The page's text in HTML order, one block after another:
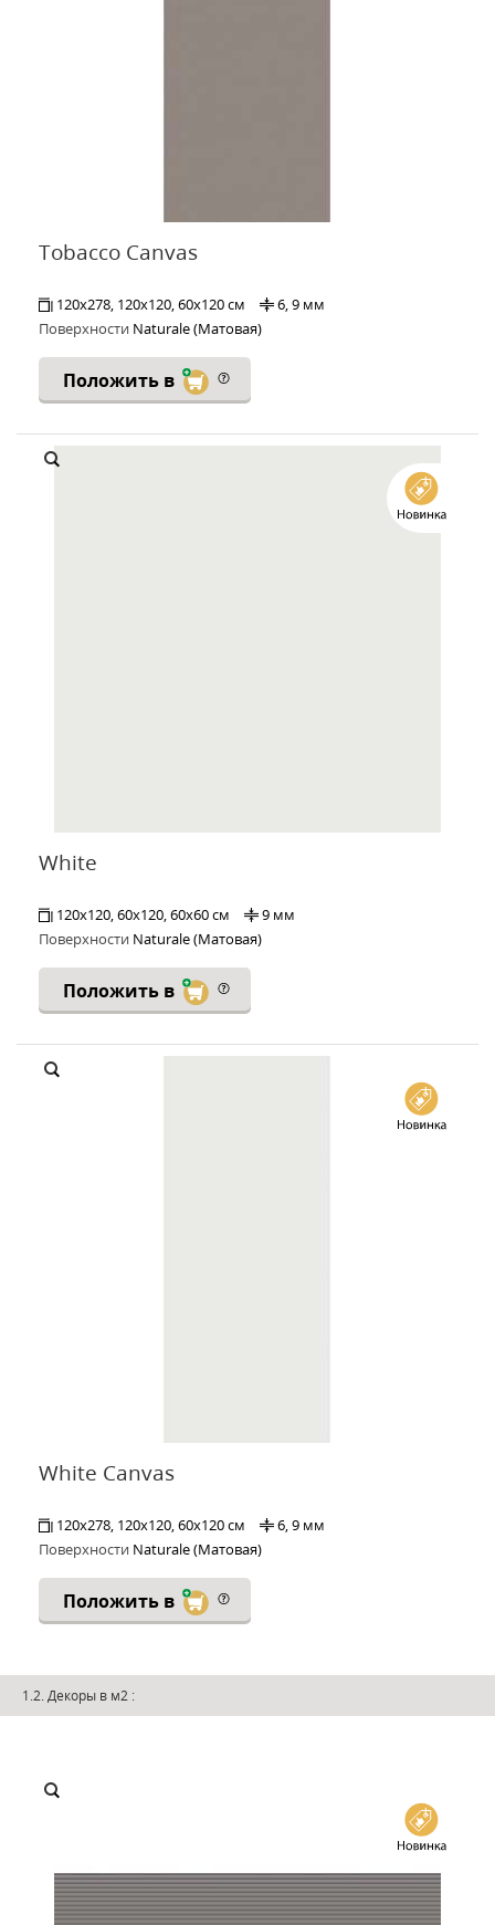
Tobacco Canvas
120x278, 120x120, 60x120 см
6, 9 мм
Поверхности Naturale (Матовая)
Положить в
White
120x120, 60x120, 60x60 см
9 мм
Поверхности Naturale (Матовая)
Положить в
White Canvas
120x278, 120x120, 60x120 см
6, 9 мм
Поверхности Naturale (Матовая)
Положить в
1.2. Декоры в м2 :